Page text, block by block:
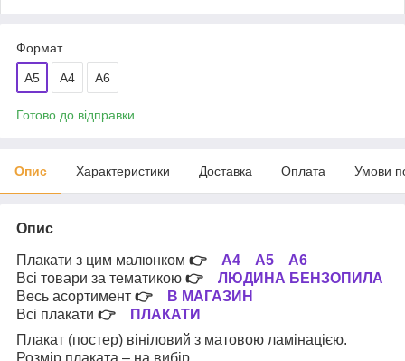
Формат
A5 A4 А6
Готово до відправки
Опис Характеристики Доставка Оплата Умови
Опис
Плакати з цим малюнком 👉 А4 А5
А6
Всі товари за тематикою 👉 ЛЮДИНА БЕНЗОПИЛА
Весь асортимент 👉
В МАГАЗИН
Всі плакати 👉
ПЛАКАТИ
Плакат (постер) вініловий з матовою ламінацією.
Розмір плаката – на вибір.